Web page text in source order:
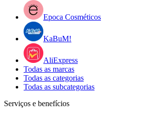
Epoca Cosméticos
KaBuM!
AliExpress
Todas as marcas
Todas as categorias
Todas as subcategorias
Serviços e benefícios